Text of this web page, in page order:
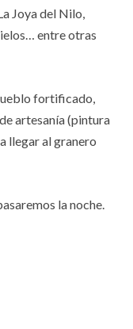
Joya del Nilo,
entre otras
fortificado,
artesanía (pintura
llegar al granero
la noche.